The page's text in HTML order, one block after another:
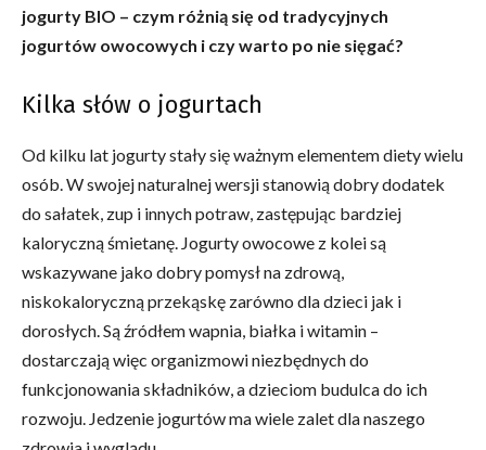
jogurty BIO – czym różnią się od tradycyjnych
jogurtów owocowych i czy warto po nie sięgać?
Kilka słów o jogurtach
Od kilku lat jogurty stały się ważnym elementem diety wielu
osób. W swojej naturalnej wersji stanowią dobry dodatek
do sałatek, zup i innych potraw, zastępując bardziej
kaloryczną śmietanę. Jogurty owocowe z kolei są
wskazywane jako dobry pomysł na zdrową,
niskokaloryczną przekąskę zarówno dla dzieci jak i
dorosłych. Są źródłem wapnia, białka i witamin –
dostarczają więc organizmowi niezbędnych do
funkcjonowania składników, a dzieciom budulca do ich
rozwoju. Jedzenie jogurtów ma wiele zalet dla naszego